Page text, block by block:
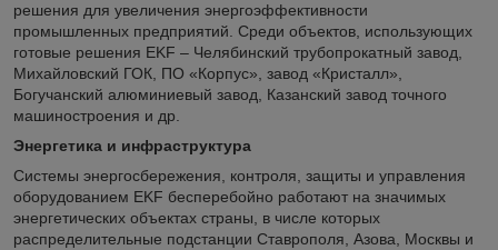
решения для увеличения энергоэффективности
промышленных предприятий. Среди объектов, использующих
готовые решения EKF – Челябинский трубопрокатный завод,
Михайловский ГОК, ПО «Корпус», завод «Кристалл»,
Богучанский алюминиевый завод, Казанский завод точного
машиностроения и др.
Энергетика и инфраструктура
Системы энергосбережения, контроля, защиты и управления
оборудованием EKF бесперебойно работают на значимых
энергетических объектах страны, в числе которых
распределительные подстанции Ставрополя, Азова, Москвы и